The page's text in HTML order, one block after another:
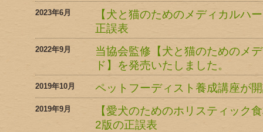
2023年6月
【犬と猫のためのメディカルハ
正誤表
2022年9月
当協会監修【犬と猫のためのメ
ド】を発売いたしました。
2019年10月 ペットフーディスト養成講座が
2019年9月
【愛犬のためのホリスティック
2版の正誤表